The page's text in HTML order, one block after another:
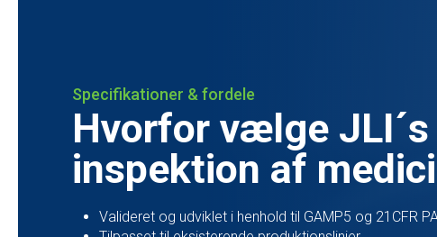
Specifikationer & fordele
Hvorfor vælge
inspektion af
Valideret og udviklet i henhold til GAMP5 og 21CFR